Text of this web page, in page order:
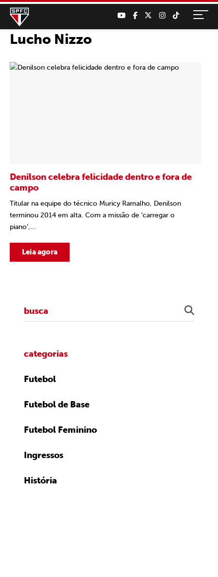
Lucho Nizzo
Denilson celebra felicidade dentro e fora de
campo
Titular na equipe do técnico Muricy Ramalho, Denilson
terminou 2014 em alta. Com a missão de ‘carregar o
piano’,...
Leia agora
categorias
Futebol
Futebol de Base
Futebol Feminino
Ingressos
História